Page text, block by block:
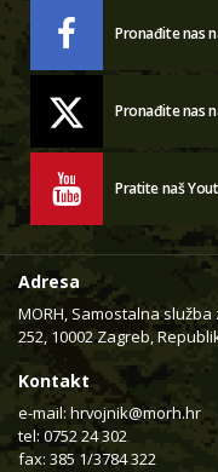
Pronađite nas
Pronađite nas
Pratite naš
Adresa
MORH, Samostalna
252, 10002 Zagreb,
Kontakt
e-mail: hrvojnik@morh.hr
tel: 0752 24 302
fax: 385 1/3784 322